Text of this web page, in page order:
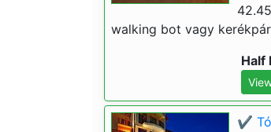
walking bot vagy
Half
✔️ Tó